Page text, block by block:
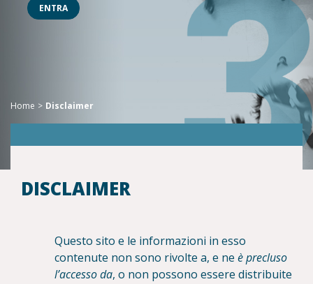
ENTRA
Home Disclaimer
DISCLAIMER
Questo sito e le informazioni in esso
contenute non sono rivolte a, e ne è precluso
l’accesso da, o non possono essere distribuite